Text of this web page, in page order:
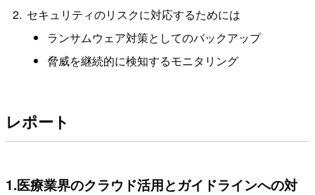
セキュリティのリスクに対応するためには
ランサムウェア対策としてのバックアップ
脅威を継続的に検知するモニタリング
レポート
1.医療業界のクラウド活用とガイドラインへの対